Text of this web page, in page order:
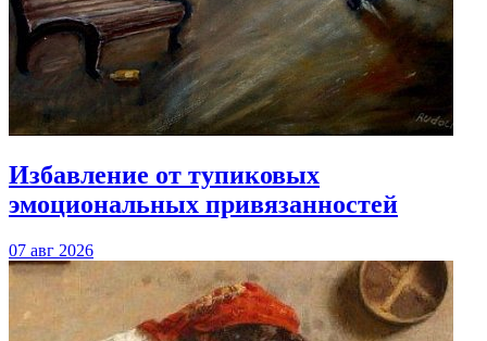
Избавление от тупиковых
эмоциональных привязанностей
07 авг 2026